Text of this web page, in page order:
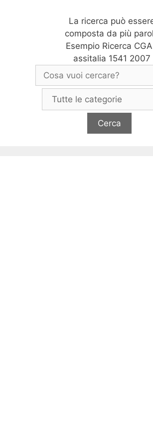
La ricerca può
composta da più
Esempio Ricerca
assitalia 1541 2007